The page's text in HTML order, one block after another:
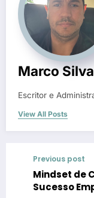
Marco Silva
Escritor e
View All Posts
Previous post
Mindset de
Sucesso